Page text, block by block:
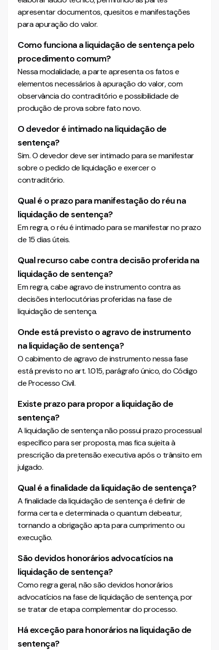
apresentar documentos, quesitos e manifestações
para apuração do valor.
Como funciona a liquidação de sentença pelo
procedimento comum?
Nessa modalidade, a parte apresenta os fatos e
elementos necessários à apuração do valor, com
observância do contraditório e possibilidade de
produção de prova sobre fato novo.
O devedor é intimado na liquidação de
sentença?
Sim. O devedor deve ser intimado para se manifestar
sobre o pedido de liquidação e exercer o
contraditório.
Qual é o prazo para manifestação do réu na
liquidação de sentença?
Em regra, o réu é intimado para se manifestar no prazo
de 15 dias úteis.
Qual recurso cabe contra decisão proferida na
liquidação de sentença?
Em regra, cabe agravo de instrumento contra as
decisões interlocutórias proferidas na fase de
liquidação de sentença.
Onde está previsto o agravo de instrumento
na liquidação de sentença?
O cabimento de agravo de instrumento nessa fase
está previsto no art. 1.015, parágrafo único, do Código
de Processo Civil.
Existe prazo para propor a liquidação de
sentença?
A liquidação de sentença não possui prazo processual
específico para ser proposta, mas fica sujeita à
prescrição da pretensão executiva após o trânsito em
julgado.
Qual é a finalidade da liquidação de sentença?
A finalidade da liquidação de sentença é definir de
forma certa e determinada o quantum debeatur,
tornando a obrigação apta para cumprimento ou
execução.
São devidos honorários advocatícios na
liquidação de sentença?
Como regra geral, não são devidos honorários
advocatícios na fase de liquidação de sentença, por
se tratar de etapa complementar do processo.
Há exceção para honorários na liquidação de
sentença?